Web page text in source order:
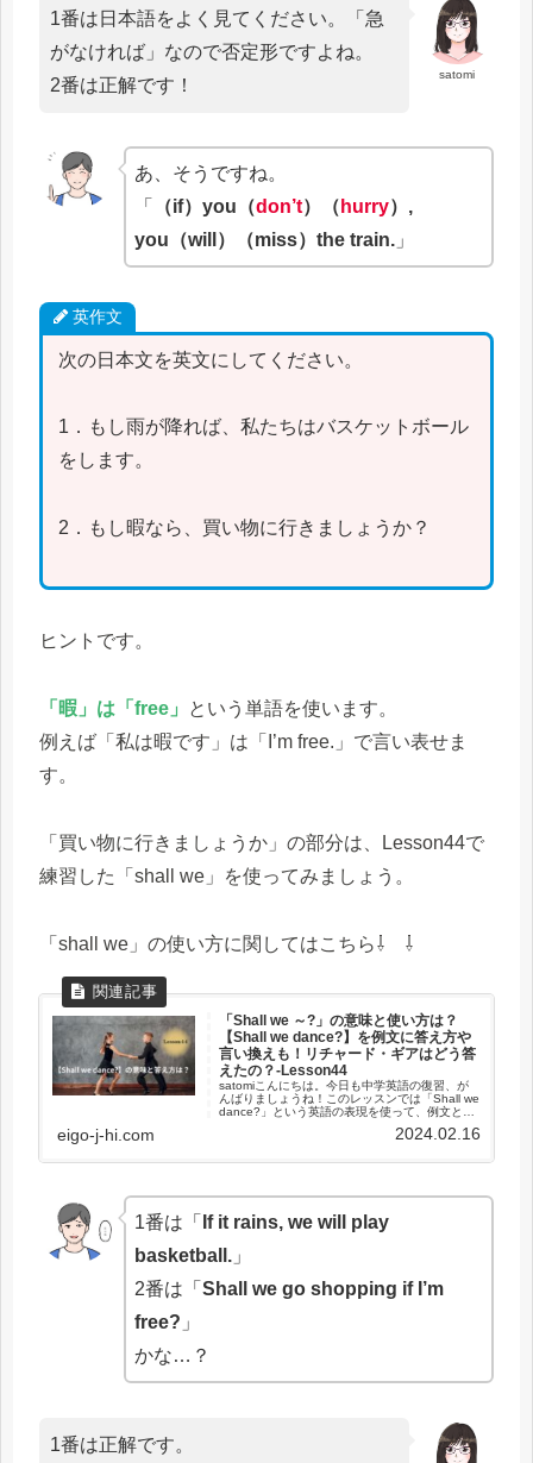
satomi
1番は日本語をよく見てください。「急
がなければ」なので否定形ですよね。
2番は正解です！
あ、そうですね。
「
（if）you（don’t）（ hurry）,
you（will）（miss）the train. 」
英作文
次の日本文を英文にしてください。
1．もし雨が降れば、私たちはバスケットボール
をします。
2．もし暇なら、買い物に行きましょうか？
ヒントです。
「暇」は「free」
という単語を使います。
例えば「私は暇です」は「I’m free.」で言い表せま
す。
「買い物に行きましょうか」の部分は、Lesson44で
練習した「shall we」を使ってみましょう。
「shall we」の使い方に関してはこちら⇩ ⇩
「Shall we ～?」の意味と使い方は？
【Shall we dance?】を例文に答え方や
言い換えも！リチャード・ギアはどう答
えたの？-Lesson44
satomiこんにちは。今日も中学英語の復習、が
んばりましょうね！このレッスンでは「Shall we
dance?」という英語の表現を使って、例文とい
we dance?」は人を誘う時に使う疑...
eigo-j-hi.com 2024.02.16
1番は「 If it rains, we will play
basketball. 」
2番は「Shall we go shopping if I’m
free? 」
かな…？
1番は正解です。